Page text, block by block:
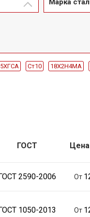
Марка
Ст10 18Х2Н4МА
54мм 60мм 65мм
ГОСТ Цена
2590-2006 От
1050-2013 От